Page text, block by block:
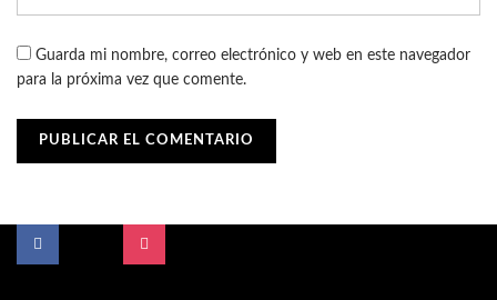
Guarda mi nombre, correo electrónico y web en este navegador
para la próxima vez que comente.